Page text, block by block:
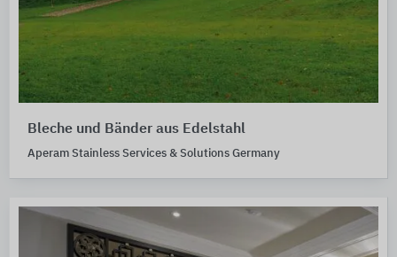
Bleche und Bänder aus Edelstahl
Aperam Stainless Services & Solutions Germany